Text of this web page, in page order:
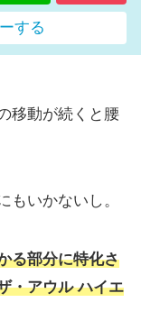
する
移動が続くと腰
もいかないし。
る部分に特化さ
・アウル ハイエ